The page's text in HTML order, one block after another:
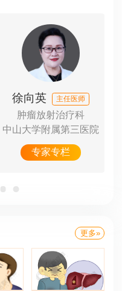
徐向英 主任医师
肿瘤放射治疗科
中山大学附属第三医院
专家专栏
更多»